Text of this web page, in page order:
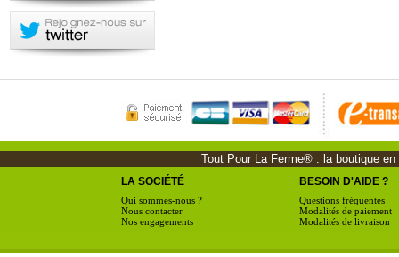
Tout Pour La Ferme® : la boutique
LA SOCIÉTÉ
Qui sommes-nous ?
Nous contacter
Nos engagements
BESOIN D'AIDE ?
Questions fréquentes
Modalités de paiement
Modalités de livraison